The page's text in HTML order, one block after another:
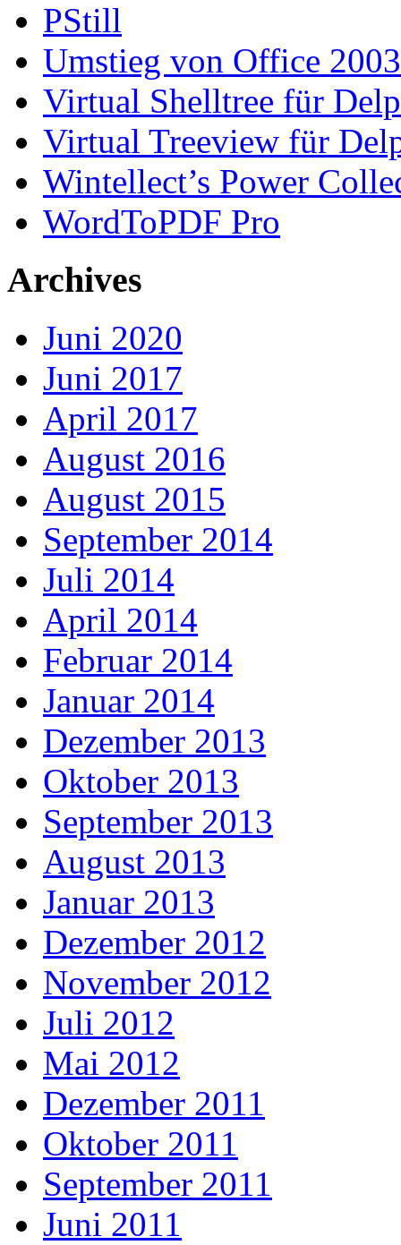
PStill
Umstieg von Office
Virtual Shelltree für
Virtual Treeview für
Wintellect’s Power
WordToPDF Pro
Archives
Juni 2020
Juni 2017
April 2017
August 2016
August 2015
September 2014
Juli 2014
April 2014
Februar 2014
Januar 2014
Dezember 2013
Oktober 2013
September 2013
August 2013
Januar 2013
Dezember 2012
November 2012
Juli 2012
Mai 2012
Dezember 2011
Oktober 2011
September 2011
Juni 2011